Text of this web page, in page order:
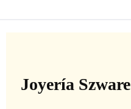
Joyería Szware